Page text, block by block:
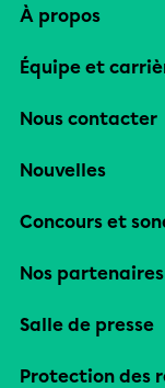
À propos
Équipe et
Nous contacter
Nouvelles
Concours et
Nos partenaires
Salle de presse
Protection des